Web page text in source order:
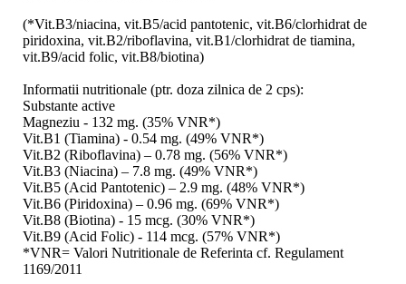
(*Vit.B3/niacina, vit.B5/acid pantotenic, vit.B6/clorhidrat de
piridoxina, vit.B2/riboflavina, vit.B1/clorhidrat de tiamina,
vit.B9/acid folic, vit.B8/biotina)
Informatii nutritionale (ptr. doza zilnica de 2 cps):
Substante active
Magneziu - 132 mg. (35% VNR*)
Vit.B1 (Tiamina) - 0.54 mg. (49% VNR*)
Vit.B2 (Riboflavina) – 0.78 mg. (56% VNR*)
Vit.B3 (Niacina) – 7.8 mg. (49% VNR*)
Vit.B5 (Acid Pantotenic) – 2.9 mg. (48% VNR*)
Vit.B6 (Piridoxina) – 0.96 mg. (69% VNR*)
Vit.B8 (Biotina) - 15 mcg. (30% VNR*)
Vit.B9 (Acid Folic) - 114 mcg. (57% VNR*)
*VNR= Valori Nutritionale de Referinta cf. Regulament
1169/2011